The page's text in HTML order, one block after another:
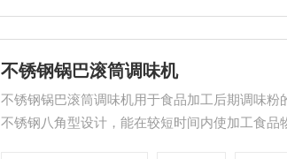
不锈钢锅巴滚筒调味机
不锈钢锅巴滚筒调味机用于食品加工后期调味
不锈钢八角型设计，能在较短时间内使加工食品